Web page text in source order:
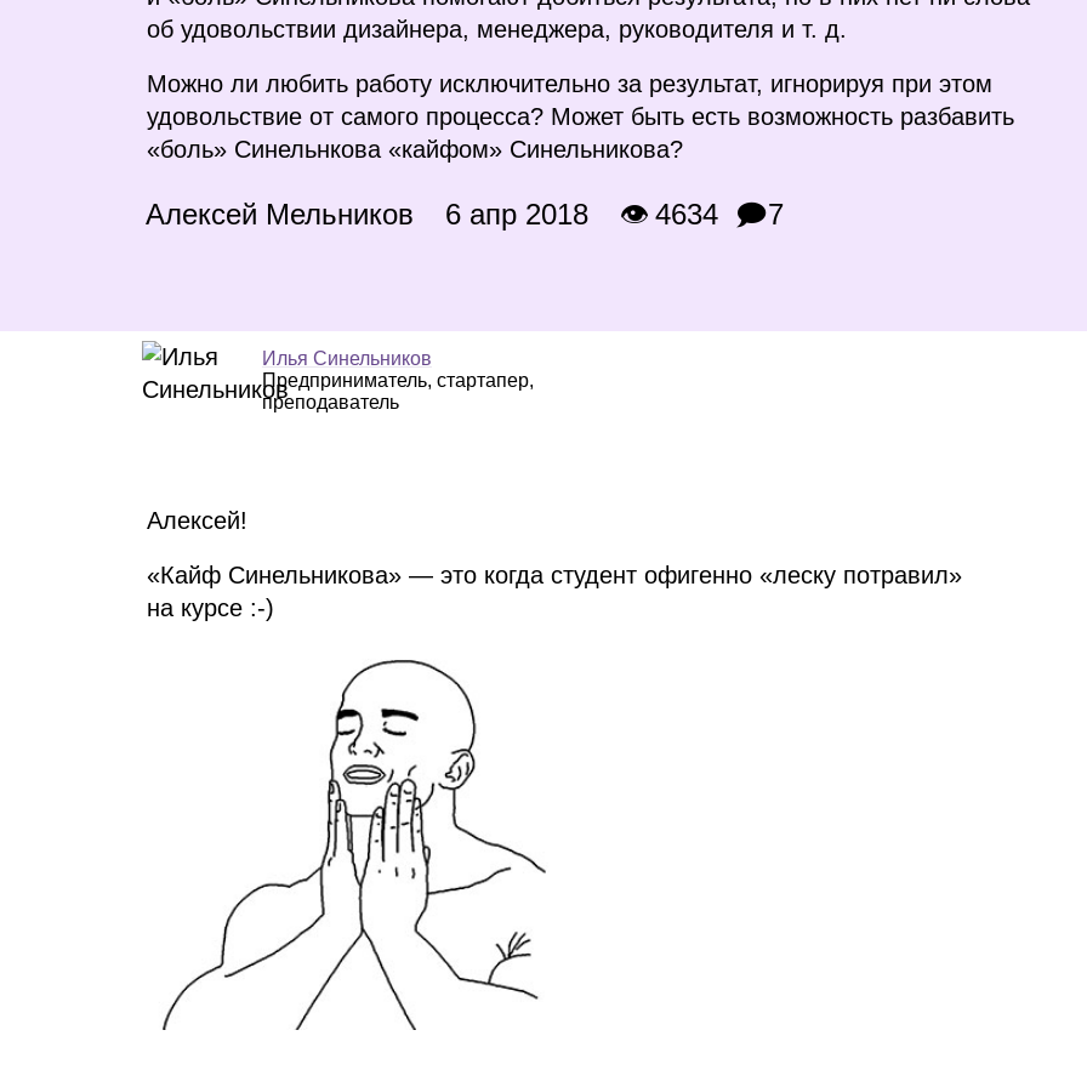
об удовольствии дизайнера, менеджера, руководителя и т. д.
Можно ли любить работу исключительно за результат, игнорируя при этом
удовольствие от самого процесса? Может быть есть возможность разбавить
«боль» Синельнкова «кайфом» Синельникова?
Алексей Мельников 6 апр 2018 👁 4634 🗩7
Илья Синельников
Предприниматель, стартапер,
преподаватель
Алексей!
«Кайф Синельникова» — это когда студент офигенно «леску потравил»
на курсе :‑)